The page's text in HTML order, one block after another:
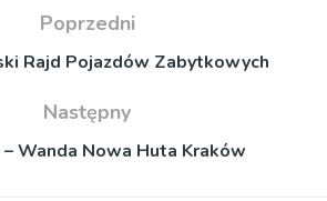
Poprzedni
Rajd Pojazdów Zabytkowych
Następny
– Wanda Nowa Huta Kraków